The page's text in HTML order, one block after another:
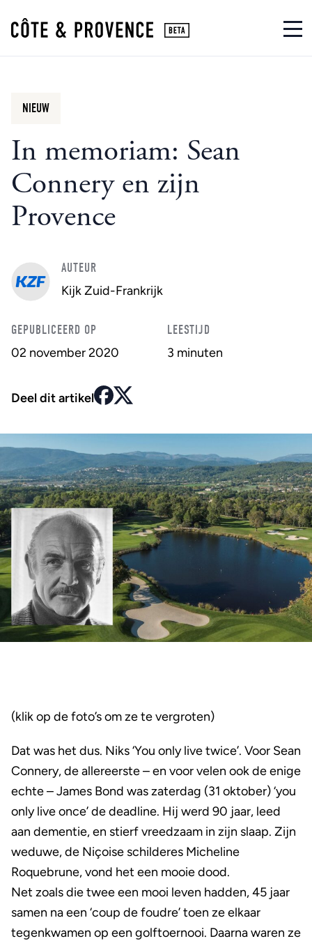
In memoriam: Sean
Connery en zijn
Provence
NIEUW
AUTEUR
Kijk Zuid-Frankrijk
GEPUBLICEERD OP
02 november 2020
LEESTIJD
3 minuten
Deel dit artikel
(klik op de foto’s om ze te vergroten)
Dat was het dus. Niks ‘You only live twice’. Voor Sean
Connery, de allereerste – en voor velen ook de enige
echte – James Bond was zaterdag (31 oktober) ‘you
only live once’ de deadline. Hij werd 90 jaar, leed
aan dementie, en stierf vreedzaam in zijn slaap. Zijn
weduwe, de Niçoise schilderes Micheline
Roquebrune, vond het een mooie dood.
Net zoals die twee een mooi leven hadden, 45 jaar
samen na een ‘coup de foudre’ toen ze elkaar
tegenkwamen op een golftoernooi. Daarna waren ze